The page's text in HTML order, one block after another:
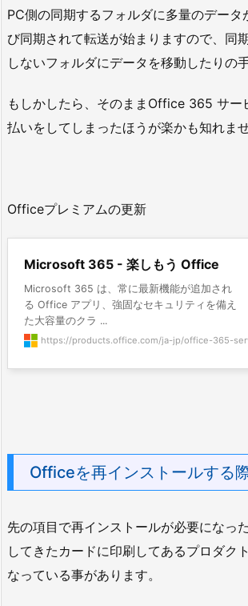
PC側の同期するフォルダに多量のデータ
び同期されて転送が始まりますので、同
しないフォルダにデータを移動したりの
もしかしたら、そのままOffice 365 サー
払いをしてしまったほうが楽かも知れませ
Officeプレミアムの更新
Microsoft 365 - 楽しもう Office
Microsoft 365 は、常に最新機能が追加され
る Office アプリ、強固なセキュリティを備え
た大容量のクラ ...
https://products.office.com/ja-jp/office-365-
Officeを再インストールする
先の項目で再インストールが必要になっ
してきたカードに印刷してあるプロダク
なっている事があります。